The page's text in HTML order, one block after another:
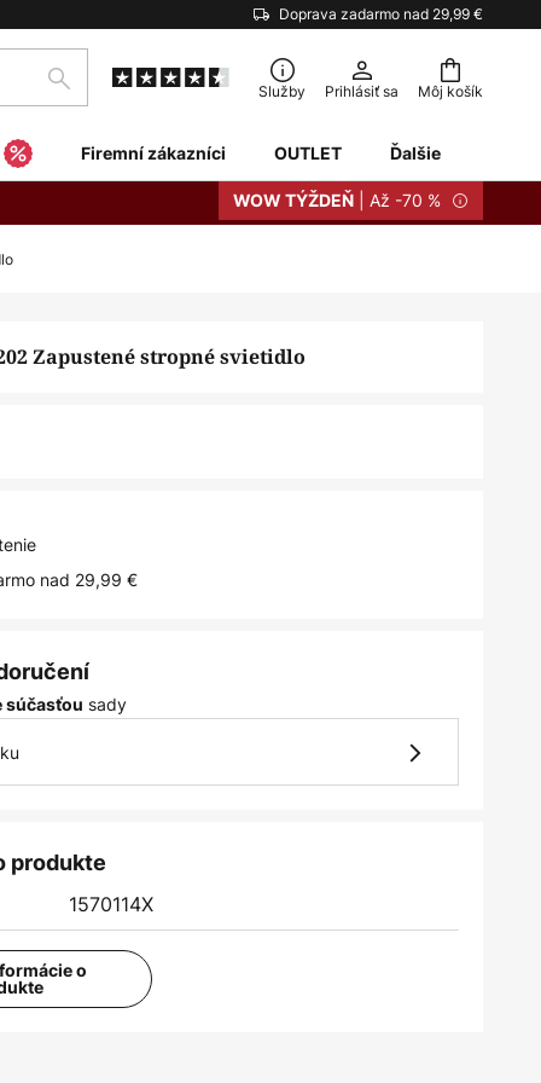
Doprava zadarmo nad 29,99 €
Môj košík
Hľadať Služby Prihlásiť sa
Firemní zákazníci OUTLET Ďalšie
WOW TÝŽDEŇ | Až -70 %
Zapustené stropné svietidlo
nad 29,99 €
súčasťou sady
produkte
1570114X
o